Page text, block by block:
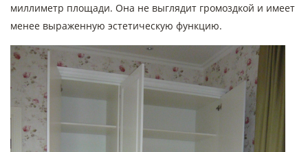
миллиметр площади. Она не выглядит громоздкой и имеет
менее выраженную эстетическую функцию.